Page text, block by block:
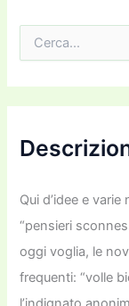
c
a
Qui d’idee e
“pensieri
oggi voglia, le
frequenti: “volle